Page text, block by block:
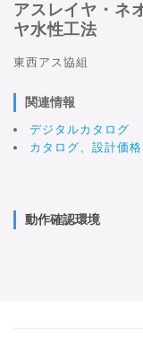
アスレイヤ・ネ
ヤ水性工法
東西アス協組
関連情報
デジタルカタログ
カタログ、設計価
動作確認環境